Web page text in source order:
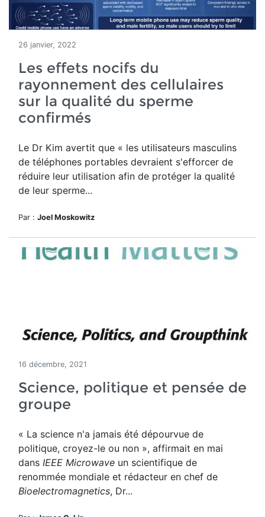
26 janvier, 2022
Les effets nocifs du
rayonnement des cellulaires
sur la qualité du sperme
confirmés
Le Dr Kim avertit que « les utilisateurs masculins
de téléphones portables devraient s'efforcer de
réduire leur utilisation afin de protéger la qualité
de leur sperme...
Par : Joel Moskowitz
16 décembre, 2021
Science, politique et pensée de
groupe
« La science n'a jamais été dépourvue de
politique, croyez-le ou non », affirmait en mai
dans IEEE Microwave un scientifique de
renommée mondiale et rédacteur en chef de
Bioelectromagnetics, Dr...